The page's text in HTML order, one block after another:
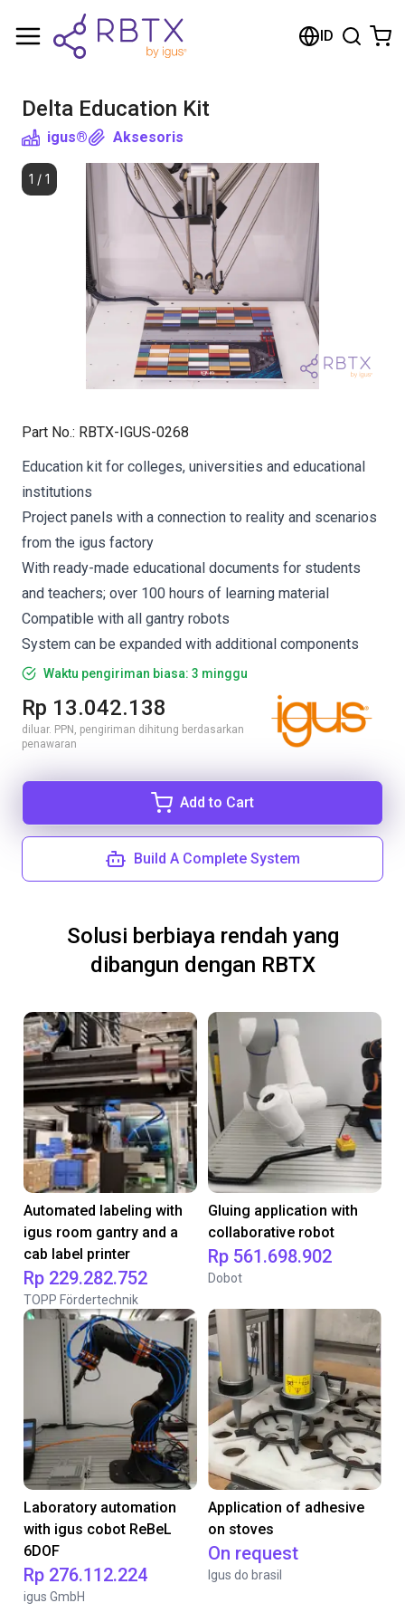
ID
Delta Education Kit
igus® Aksesoris
1 / 1
Part No.: RBTX-IGUS-0268
Education kit for colleges, universities and educational
institutions
Project panels with a connection to reality and scenarios
from the igus factory
With ready-made educational documents for students
and teachers; over 100 hours of learning material
Compatible with all gantry robots
System can be expanded with additional components
Waktu pengiriman biasa: 3 minggu
Rp 13.042.138
diluar. PPN, pengiriman dihitung berdasarkan
penawaran
Add to Cart
Build A Complete System
Solusi berbiaya rendah yang
dibangun dengan RBTX
Automated labeling with
igus room gantry and a
cab label printer
Rp 229.282.752
TOPP Fördertechnik
Gluing application with
collaborative robot
Rp 561.698.902
Dobot
Laboratory automation
with igus cobot ReBeL
6DOF
Rp 276.112.224
igus GmbH
Application of adhesive
on stoves
On request
Igus do brasil
Shopping Cart
Browse the shop